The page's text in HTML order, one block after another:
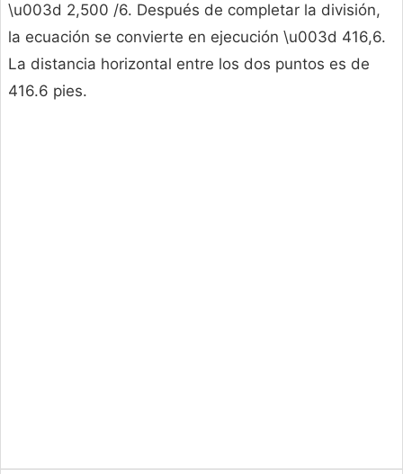
\u003d 2,500 /6. Después de completar la división,
la ecuación se convierte en ejecución \u003d 416,6.
La distancia horizontal entre los dos puntos es de
416.6 pies.